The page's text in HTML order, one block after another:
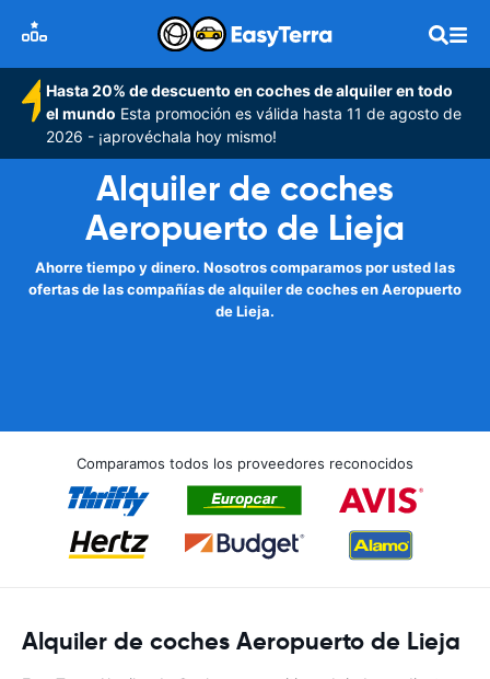
Hasta 20% de descuento en coches de alquiler en todo
el mundo Esta promoción es válida hasta 11 de agosto de
2026 - ¡aprovéchala hoy mismo!
Alquiler de coches
Aeropuerto de Lieja
Ahorre tiempo y dinero. Nosotros comparamos por usted las
ofertas de las compañías de alquiler de coches en Aeropuerto
de Lieja.
Comparamos todos los proveedores reconocidos
Alquiler de coches Aeropuerto de Lieja